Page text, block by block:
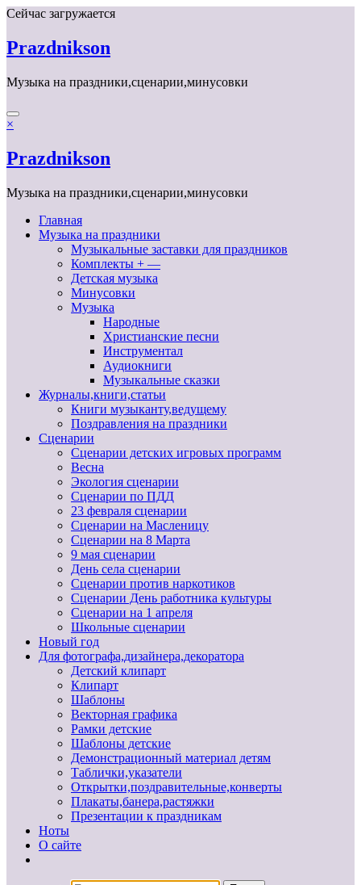
Перейти
содержимому
Сейчас загружается
Prazdnikson
Музыка на праздники,сценарии,минусовки
×
Prazdnikson
Музыка на праздники,сценарии,минусовки
Главная
Музыка на праздники
Музыкальные заставки для праздников
Комплекты + —
Детская музыка
Минусовки
Музыка
Народные
Христианские песни
Инструментал
Аудиокниги
Музыкальные сказки
Журналы,книги,статьи
Книги музыканту,ведущему
Поздравления на праздники
Сценарии
Сценарии детских игровых программ
Весна
Экология сценарии
Сценарии по ПДД
23 февраля сценарии
Сценарии на Масленицу
Сценарии на 8 Марта
9 мая сценарии
День села сценарии
Сценарии против наркотиков
Сценарии День работника культуры
Сценарии на 1 апреля
Школьные сценарии
Новый год
Для фотографа,дизайнера,декоратора
Детский клипарт
Клипарт
Шаблоны
Векторная графика
Рамки детские
Шаблоны детские
Демонстрационный материал детям
Таблички,указатели
Открытки,поздравительные,конверты
Плакаты,банера,растяжки
Презентации к праздникам
Ноты
О сайте